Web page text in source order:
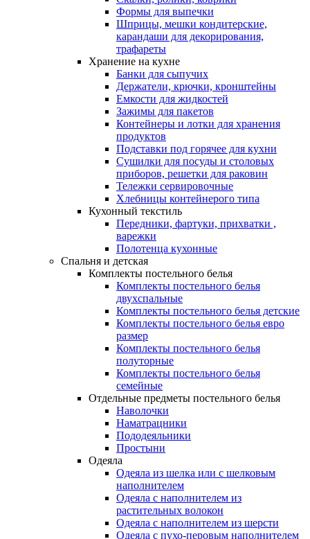
Формы для выпечки
Шприцы, мешки кондитерские,
карандаши для декорирования,
трафареты
Хранение на кухне
Банки для сыпучих
Держатели, крючки, кронштейны
Емкости для жидкостей
Зажимы для пакетов
Контейнеры и лотки для хранения
продуктов
Подставки под горячее для кухни
Сушилки для посуды и столовых
приборов, решетки для раковин
Тележки сервировочные
Хлебницы контейнерого типа
Кухонный текстиль
Передники, фартуки, прихватки ,
варежки
Полотенца кухонные
Спальня и детская
Комплекты постельного белья
Комплекты постельного белья
двухспальные
Комплекты постельного белья детские
Комплекты постельного белья евро
размер
Комплекты постельного белья
полуторные
Комплекты постельного белья
семейные
Отдельные предметы постельного белья
Наволочки
Наматрацники
Пододеяльники
Простыни
Одеяла
Одеяла из шелка или с шелковым
наполнителем
Одеяла с наполнителем из
растительных волокон
Одеяла с наполнителем из шерсти
Одеяла с пухо-перовым наполнителем